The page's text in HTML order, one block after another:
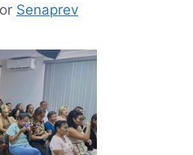
Senaprev